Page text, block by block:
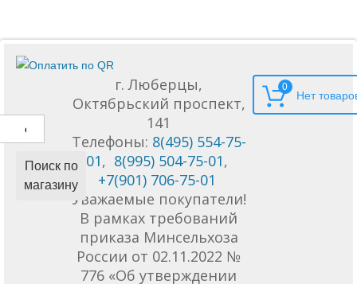
Поиск по
магазину
г. Люберцы,
Октябрьский проспект,
141
Телефоны: 8(495) 554-75-
01, 8(995) 504-75-01,
+7(901) 706-75-01
Уважаемые покупатели!
В рамках требований
приказа Минсельхоза
России от 02.11.2022 №
776 «Об утверждении
0